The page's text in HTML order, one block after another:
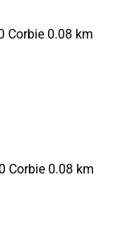
Corbie 0.08 km
Corbie 0.08 km